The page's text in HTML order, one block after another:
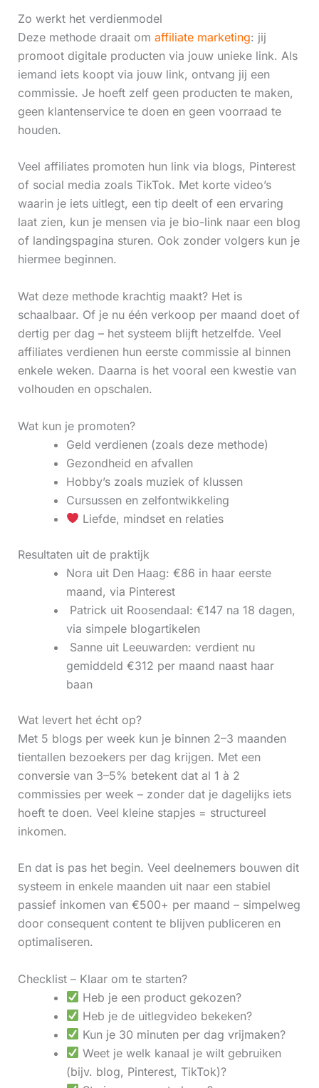
Zo werkt het verdienmodel
Deze methode draait om affiliate marketing: jij
promoot digitale producten via jouw unieke link. Als
iemand iets koopt via jouw link, ontvang jij een
commissie. Je hoeft zelf geen producten te maken,
geen klantenservice te doen en geen voorraad te
houden.
Veel affiliates promoten hun link via blogs, Pinterest
of social media zoals TikTok. Met korte video’s
waarin je iets uitlegt, een tip deelt of een ervaring
laat zien, kun je mensen via je bio-link naar een blog
of landingspagina sturen. Ook zonder volgers kun je
hiermee beginnen.
Wat deze methode krachtig maakt? Het is
schaalbaar. Of je nu één verkoop per maand doet of
dertig per dag – het systeem blijft hetzelfde. Veel
affiliates verdienen hun eerste commissie al binnen
enkele weken. Daarna is het vooral een kwestie van
volhouden en opschalen.
Wat kun je promoten?
Geld verdienen (zoals deze methode)
Gezondheid en afvallen
Hobby’s zoals muziek of klussen
Cursussen en zelfontwikkeling
Liefde, mindset en relaties
Resultaten uit de praktijk
Nora uit Den Haag: €86 in haar eerste
maand, via Pinterest
‍ Patrick uit Roosendaal: €147 na 18 dagen,
via simpele blogartikelen
‍ Sanne uit Leeuwarden: verdient nu
gemiddeld €312 per maand naast haar
baan
Wat levert het écht op?
Met 5 blogs per week kun je binnen 2–3 maanden
tientallen bezoekers per dag krijgen. Met een
conversie van 3–5% betekent dat al 1 à 2
commissies per week – zonder dat je dagelijks iets
hoeft te doen. Veel kleine stapjes = structureel
inkomen.
En dat is pas het begin. Veel deelnemers bouwen dit
systeem in enkele maanden uit naar een stabiel
passief inkomen van €500+ per maand – simpelweg
door consequent content te blijven publiceren en
optimaliseren.
Checklist – Klaar om te starten?
Heb je een product gekozen?
Heb je de uitlegvideo bekeken?
Kun je 30 minuten per dag vrijmaken?
Weet je welk kanaal je wilt gebruiken
(bijv. blog, Pinterest, TikTok)?